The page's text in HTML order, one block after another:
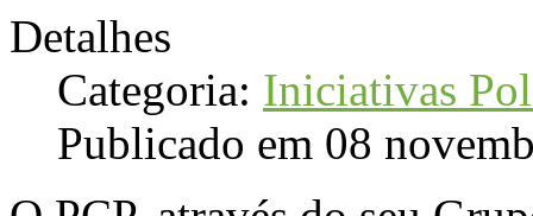
Detalhes
Categoria: Iniciativas
Publicado em 08